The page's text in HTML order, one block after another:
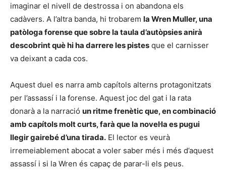
imaginar el nivell de destrossa i on abandona els
cadàvers. A l’altra banda, hi trobarem la Wren Muller, una
patòloga forense que sobre la taula d’autòpsies anirà
descobrint què hi ha darrere les pistes que el carnisser
va deixant a cada cos.
Aquest duel es narra amb capítols alterns protagonitzats
per l’assassí i la forense. Aquest joc del gat i la rata
donarà a la narració un ritme frenètic que, en combinació
amb capítols molt curts, farà que la novel·la es pugui
llegir gairebé d’una tirada. El lector es veurà
irremeiablement abocat a voler saber més i més d’aquest
assassí i si la Wren és capaç de parar-li els peus.